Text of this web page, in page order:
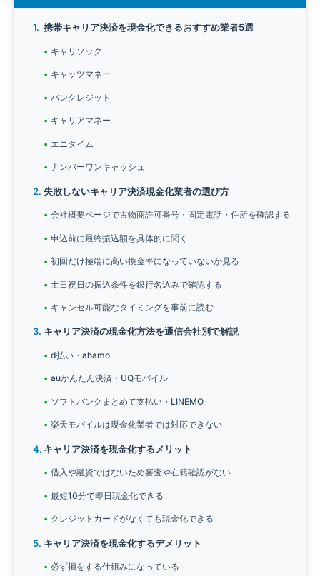
携帯キャリア決済を現金化できるおすすめ業者5選
キャリソック
キャッツマネー
バンクレジット
キャリアマネー
エニタイム
ナンバーワンキャッシュ
失敗しないキャリア決済現金化業者の選び方
会社概要ページで古物商許可番号・固定電話・住所を確認する
申込前に最終振込額を具体的に聞く
初回だけ極端に高い換金率になっていないか見る
土日祝日の振込条件を銀行名込みで確認する
キャンセル可能なタイミングを事前に読む
キャリア決済の現金化方法を通信会社別で解説
d払い・ahamo
auかんたん決済・UQモバイル
ソフトバンクまとめて支払い・LINEMO
楽天モバイルは現金化業者では対応できない
キャリア決済を現金化するメリット
借入や融資ではないため審査や在籍確認がない
最短10分で即日現金化できる
クレジットカードがなくても現金化できる
キャリア決済を現金化するデメリット
必ず損をする仕組みになっている